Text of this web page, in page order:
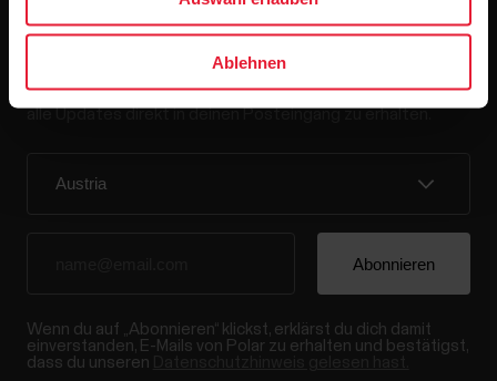
Ablehnen
Bleibe auf dem Laufenden.
Abonniere unseren vierzehntägigen Newsletter, um
alle Updates direkt in deinen Posteingang zu erhalten.
Wenn du auf „Abonnieren“ klickst, erklärst du dich damit
einverstanden, E-Mails von Polar zu erhalten und bestätigst,
dass du unseren